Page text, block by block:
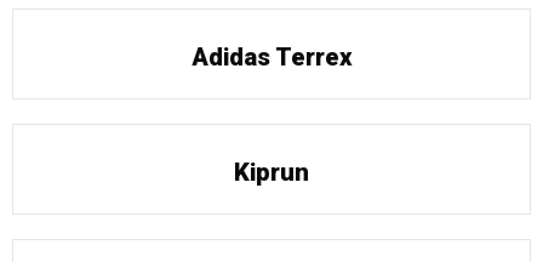
Adidas Terrex
Kiprun